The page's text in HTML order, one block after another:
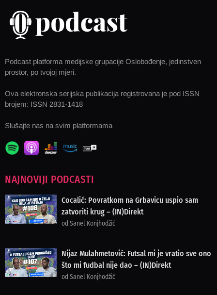
Podcast platforma medijske grupacije Oslobođenje, jedinstven
prostor, po tvojoj mjeri.
Ova elektronska serijska publikacija registrovana je pod ISSN
brojem: ISSN 2831-1418
Slušajte nas na svim platformama
NAJNOVIJI PODCASTI
Cocalić: Povratkom na Grbavicu uspio sam
zatvoriti krug – (IN)Direkt
od Sanel Konjhodžić
Nijaz Mulahmetović: Futsal mi je vratio sve ono
što mi fudbal nije dao – (IN)Direkt
od Sanel Konjhodžić